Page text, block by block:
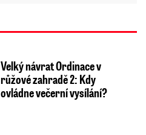
Velký návrat Ordinace v
růžové zahradě 2: Kdy
ovládne večerní vysílání?